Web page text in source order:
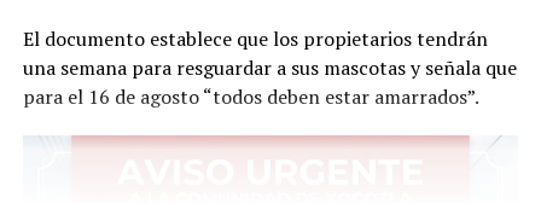
El documento establece que los propietarios tendrán
una semana para resguardar a sus mascotas y señala que
para el 16 de agosto “todos deben estar amarrados”.